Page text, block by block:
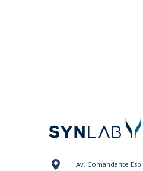
Av. Comandante